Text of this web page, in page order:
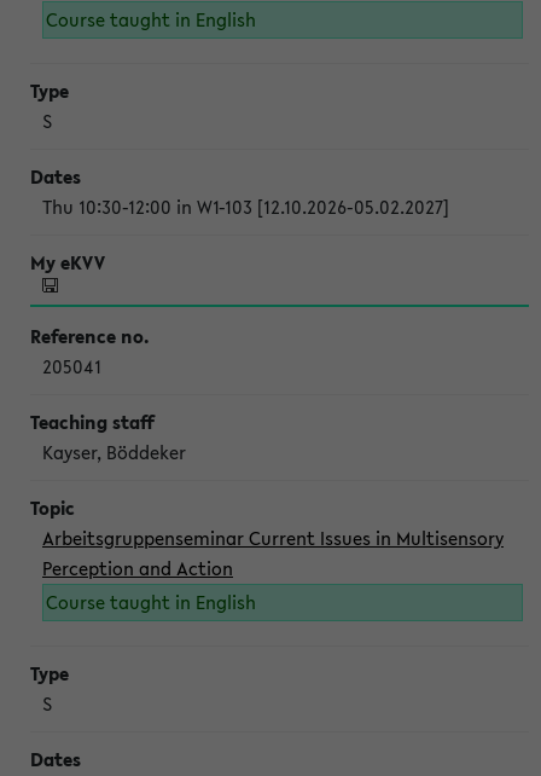
Course taught in English
S
Thu 10:30-12:00 in W1-103 [12.10.2026-05.02.2027]
205041
Kayser, Böddeker
Arbeitsgruppenseminar Current Issues in Multisensory
Perception and Action
Course taught in English
S